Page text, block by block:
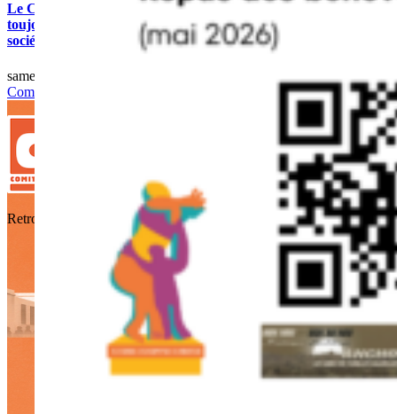
Le Code noir : un héritage
toujours présent dans nos
sociétés
samedi 30 mai 2026
Comments
Retrouver, Comprendre, Honorer